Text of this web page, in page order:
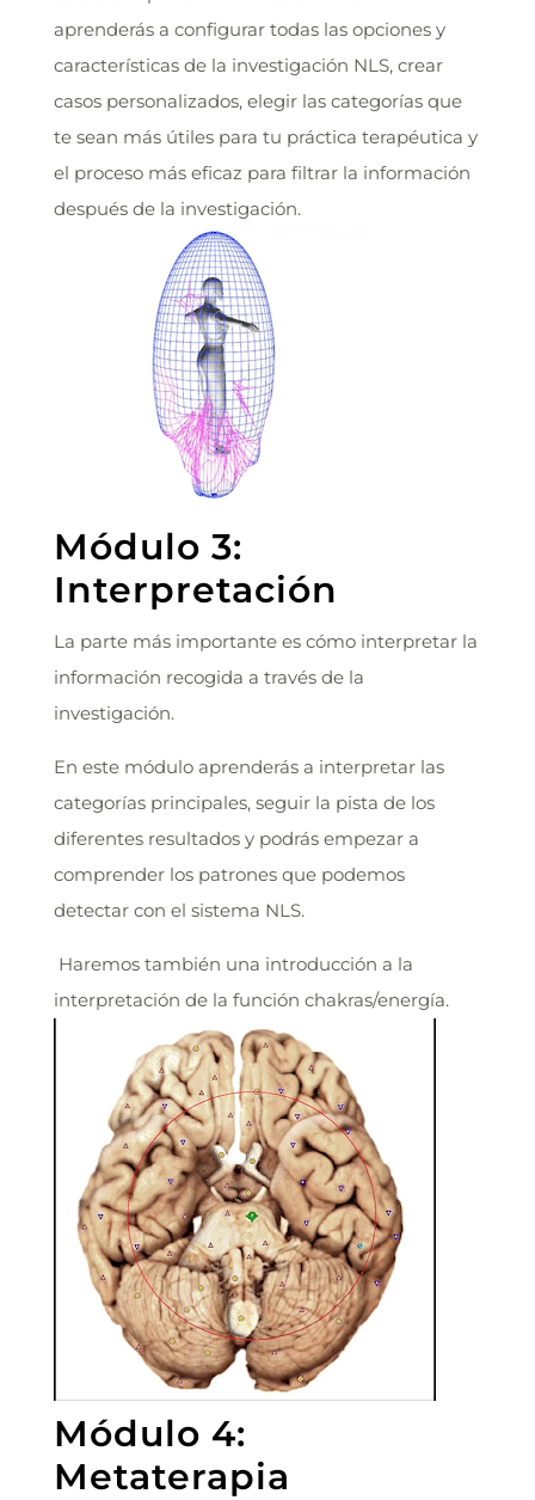
aprenderás a configurar todas las opciones y
características de la investigación NLS, crear
casos personalizados, elegir las categorías que
te sean más útiles para tu práctica terapéutica y
el proceso más eficaz para filtrar la información
después de la investigación.
Módulo 3:
Interpretación
La parte más importante es cómo interpretar la
información recogida a través de la
investigación.
En este módulo aprenderás a interpretar las
categorías principales, seguir la pista de los
diferentes resultados y podrás empezar a
comprender los patrones que podemos
detectar con el sistema NLS.
Haremos también una introducción a la
interpretación de la función chakras/energía.
Módulo 4:
Metaterapia